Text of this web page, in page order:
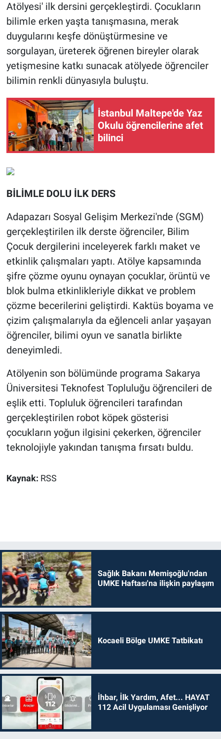
Atölyesi' ilk dersini gerçekleştirdi. Çocukların
bilimle erken yaşta tanışmasına, merak
duygularını keşfe dönüştürmesine ve
sorgulayan, üreterek öğrenen bireyler olarak
yetişmesine katkı sunacak atölyede öğrenciler
bilimin renkli dünyasıyla buluştu.
İstanbul Maltepe'de Yaz
Okulu öğrencilerine afet
bilinci
BİLİMLE DOLU İLK DERS
Adapazarı Sosyal Gelişim Merkezi'nde (SGM)
gerçekleştirilen ilk derste öğrenciler, Bilim
Çocuk dergilerini inceleyerek farklı maket ve
etkinlik çalışmaları yaptı. Atölye kapsamında
şifre çözme oyunu oynayan çocuklar, örüntü ve
blok bulma etkinlikleriyle dikkat ve problem
çözme becerilerini geliştirdi. Kaktüs boyama ve
çizim çalışmalarıyla da eğlenceli anlar yaşayan
öğrenciler, bilimi oyun ve sanatla birlikte
deneyimledi.
Atölyenin son bölümünde programa Sakarya
Üniversitesi Teknofest Topluluğu öğrencileri de
eşlik etti. Topluluk öğrencileri tarafından
gerçekleştirilen robot köpek gösterisi
çocukların yoğun ilgisini çekerken, öğrenciler
teknolojiyle yakından tanışma fırsatı buldu.
Kaynak: RSS
Sağlık Bakanı Memişoğlu'ndan
UMKE Haftası'na ilişkin paylaşım
Kocaeli Bölge UMKE Tatbikatı
İhbar, İlk Yardım, Afet... HAYAT
112 Acil Uygulaması Genişliyor